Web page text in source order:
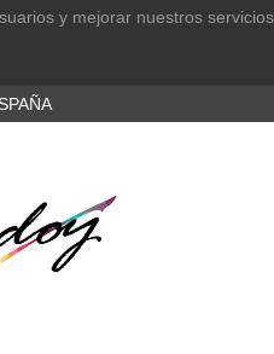
y mejorar nuestros